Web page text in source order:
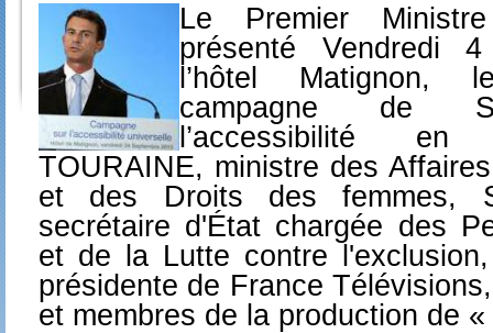
Le Premier
présenté Vendredi
l’hôtel Matignon,
campagne de
l’accessibilité en
TOURAINE, ministre des
et des Droits des femmes,
secrétaire d'État chargée des
et de la Lutte contre
présidente de France
et membres de la production de